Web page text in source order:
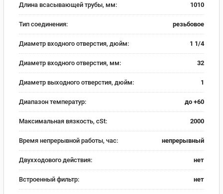
Длина всасывающей трубы, мм: 1010
Тип соединения: резьбовое
Диаметр входного отверстия, дюйм: 1 1/4
Диаметр входного отверстия, мм: 32
Диаметр выходного отверстия, дюйм: 1
Диапазон температур: до +60
Максимальная вязкость, cSt: 2000
Время непрерывной работы, час: непрерывный
Двухходового действия: нет
Встроенный фильтр: нет